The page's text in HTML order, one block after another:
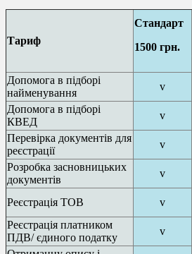
Тариф
Стандарт
1500 грн.
Допомога в підборі
найменування
v
Допомога в підборі
КВЕД
v
Перевірка документів для
реєстрації
v
Розробка засновницьких
документів
v
Реєстрація ТОВ v
Реєстрація платником
ПДВ/ єдиного податку
v